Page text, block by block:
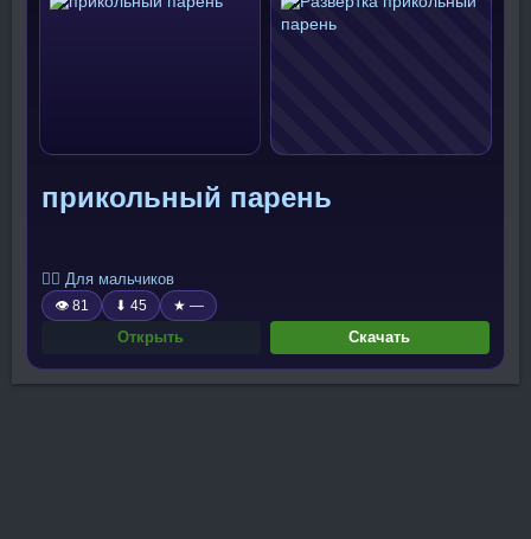
прикольный парень
🧍‍♂️ Для мальчиков
👁 81 ⬇ 45 ★ —
Открыть Скачать